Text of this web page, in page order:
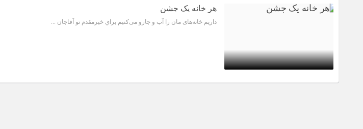
مراسم گرامیداشت سالروز آزادسازی خرمشهر در نمازخانه فاطمیه مگاموتور تیم شهدای
6 سال قبل
هر خانه یک جشن
داریم خانه‌های‌ مان را آب و جارو می‌کنیم براي خيرمقدم تو آقاجان ...